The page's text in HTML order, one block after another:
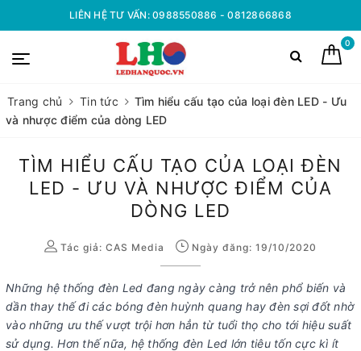
LIÊN HỆ TƯ VẤN: 0988550886 - 0812866868
0
Trang chủ Tin tức
Tìm hiểu cấu tạo của loại đèn LED - Ưu
và nhược điểm của dòng LED
TÌM HIỂU CẤU TẠO CỦA LOẠI ĐÈN
LED - ƯU VÀ NHƯỢC ĐIỂM CỦA
DÒNG LED
Tác giả: CAS Media Ngày đăng: 19/10/2020
Những hệ thống đèn Led đang ngày càng trở nên phổ biến và
dần thay thế đi các bóng đèn huỳnh quang hay đèn sợi đốt nhờ
vào những ưu thế vượt trội hơn hẳn từ tuổi thọ cho tới hiệu suất
sử dụng. Hơn thế nữa, hệ thống đèn Led lớn tiêu tốn cực kì ít